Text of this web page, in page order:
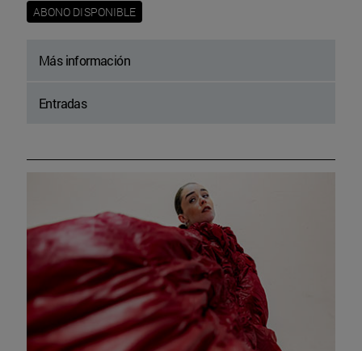
ABONO DISPONIBLE
Más información
Entradas